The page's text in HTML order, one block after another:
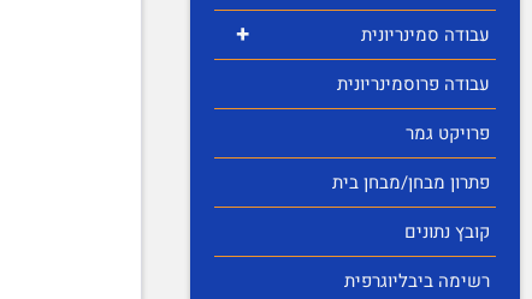
+
עבודה סמינריונית
עבודה פרוסמינריונית
פרויקט גמר
פתרון מבחן/מבחן בית
קובץ נתונים
רשימה ביבליוגרפית